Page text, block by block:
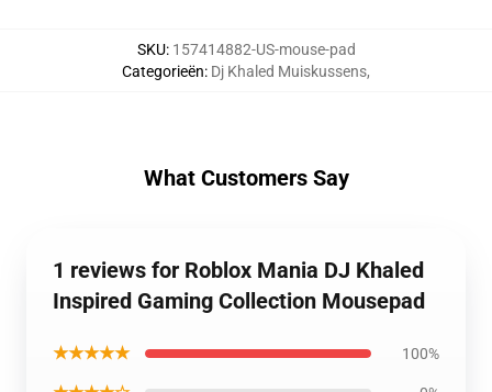
SKU: 157414882-US-mouse-pad
Categorieën: Dj Khaled Muiskussens,
What Customers Say
1 reviews for Roblox Mania DJ Khaled
Inspired Gaming Collection Mousepad
★★★★★ 100%